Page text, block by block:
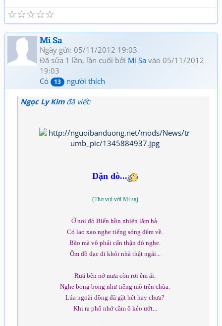
☆
☆
☆
☆
☆
Mi Sa
Ngày gửi: 05/11/2012 19:03
Đã sửa 1 lần, lần cuối bởi Mi Sa vào 05/11/2012
19:03
Có
13 người thích
Ngọc Ly Kimđã viết:
Dặn dò...
(Thơ vui với Mi sa)
Ở nơi đó Biển hồn nhiên lắm hả.
Có lao xao nghe tiếng sóng đêm về.
Bão mà vô phải cẩn thận đó nghe.
Ôm đồ đạc đi khỏi nhà thật ngái...
Rưá bên nớ mưa còn rơi êm ái.
Nghe bong bong như tiếng mõ trên chùa.
Lúa ngoài đồng đã gặt hết hay chưa?
Khi ra phố nhớ cầm ô kẻo ướt...